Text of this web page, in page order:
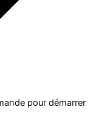
pour démarrer